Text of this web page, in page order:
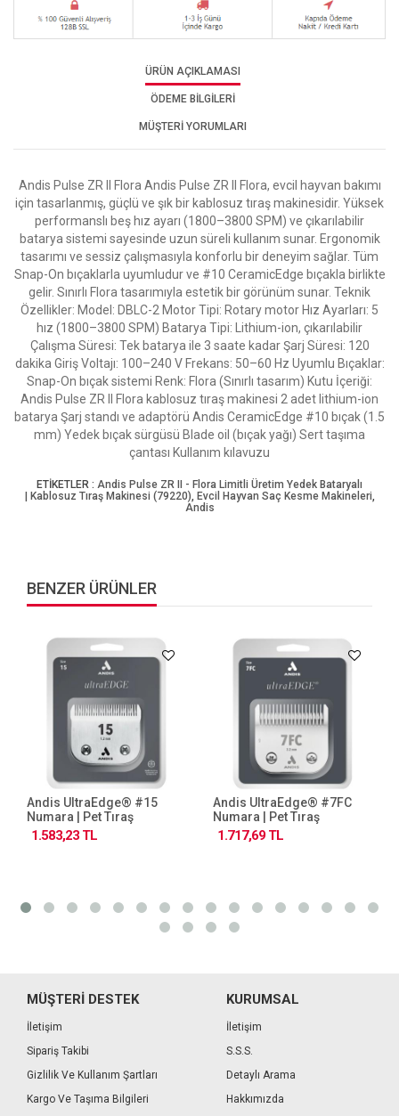
ÜRÜN AÇIKLAMASI
ÖDEME BİLGİLERİ
MÜŞTERİ YORUMLARI
Andis Pulse ZR II Flora Andis Pulse ZR II Flora, evcil hayvan bakımı
için tasarlanmış, güçlü ve şık bir kablosuz tıraş makinesidir. Yüksek
performanslı beş hız ayarı (1800–3800 SPM) ve çıkarılabilir
batarya sistemi sayesinde uzun süreli kullanım sunar. Ergonomik
tasarımı ve sessiz çalışmasıyla konforlu bir deneyim sağlar. Tüm
Snap-On bıçaklarla uyumludur ve #10 CeramicEdge bıçakla birlikte
gelir. Sınırlı Flora tasarımıyla estetik bir görünüm sunar. Teknik
Özellikler: Model: DBLC-2 Motor Tipi: Rotary motor Hız Ayarları: 5
hız (1800–3800 SPM) Batarya Tipi: Lithium-ion, çıkarılabilir
Çalışma Süresi: Tek batarya ile 3 saate kadar Şarj Süresi: 120
dakika Giriş Voltajı: 100–240 V Frekans: 50–60 Hz Uyumlu Bıçaklar:
Snap-On bıçak sistemi Renk: Flora (Sınırlı tasarım) Kutu İçeriği:
Andis Pulse ZR II Flora kablosuz tıraş makinesi 2 adet lithium-ion
batarya Şarj standı ve adaptörü Andis CeramicEdge #10 bıçak (1.5
mm) Yedek bıçak sürgüsü Blade oil (bıçak yağı) Sert taşıma
çantası Kullanım kılavuzu
ETİKETLER : Andis Pulse ZR II - Flora Limitli Üretim Yedek Bataryalı
| Kablosuz Tıraş Makinesi (79220), Evcil Hayvan Saç Kesme Makineleri,
Andis
BENZER ÜRÜNLER
Andis UltraEdge® #15
Numara | Pet Tıraş
Makinesi Bıçağı (64072)
1.583,23 TL
Andis UltraEdge® #7FC
Numara | Pet Tıraş
Makinesi Bıçağı (72600)
1.717,69 TL
MÜŞTERİ DESTEK
İletişim
Sipariş Takibi
Gizlilik Ve Kullanım Şartları
Kargo Ve Taşıma Bilgileri
KURUMSAL
İletişim
S.S.S.
Detaylı Arama
Hakkımızda